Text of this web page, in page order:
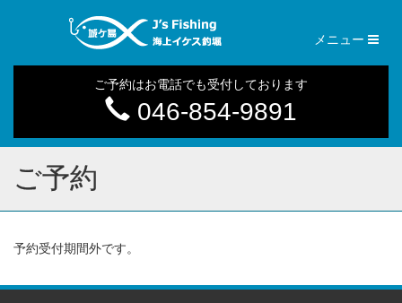
メニュー
ご予約はお電話でも受付しております
046-854-9891
ご予約
予約受付期間外です。